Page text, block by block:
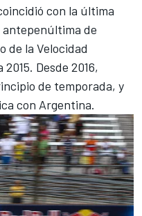
con la última
antepenúltima de
de la Velocidad
Desde 2016,
de temporada, y
con Argentina.